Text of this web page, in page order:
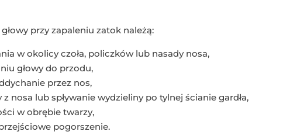
przy zapaleniu zatok należą:
w okolicy czoła, policzków lub nasady nosa,
głowy do przodu,
przez nos,
nosa lub spływanie wydzieliny po tylnej ścianie gardła,
w obrębie twarzy,
pogorszenie.